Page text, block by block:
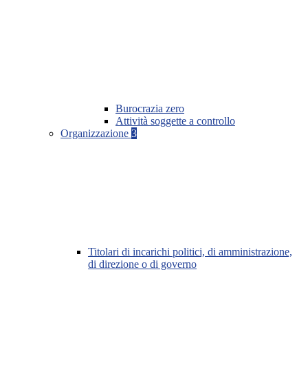
Burocrazia zero
Attività soggette a controllo
Organizzazione 3
Titolari di incarichi politici, di amministrazione,
di direzione o di governo